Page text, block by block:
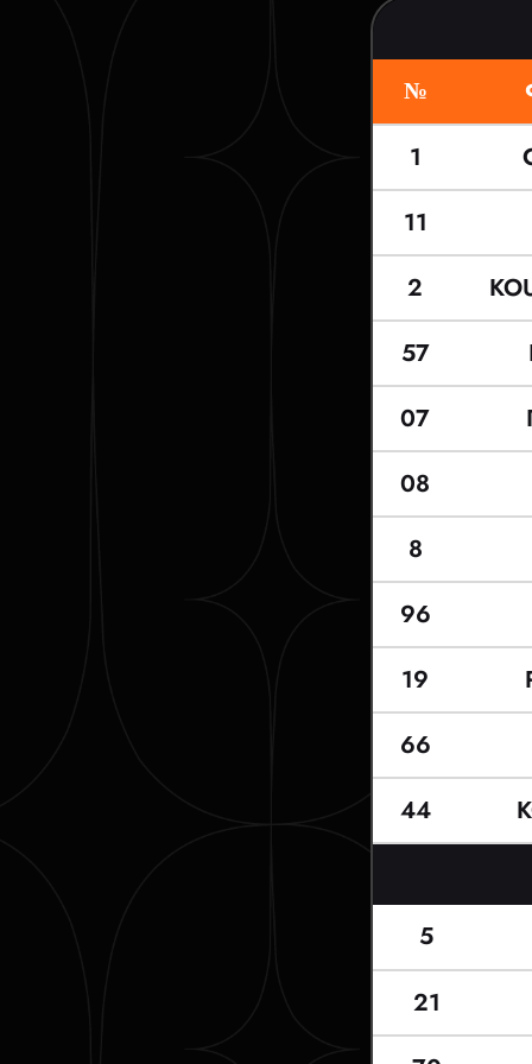
№
1
11
2
57
07
08
8
96
19
66
44
5
21